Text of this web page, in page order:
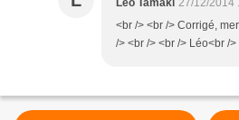
<br /> <br /> Corrigé,
/> <br /> <br /> Léo<br /